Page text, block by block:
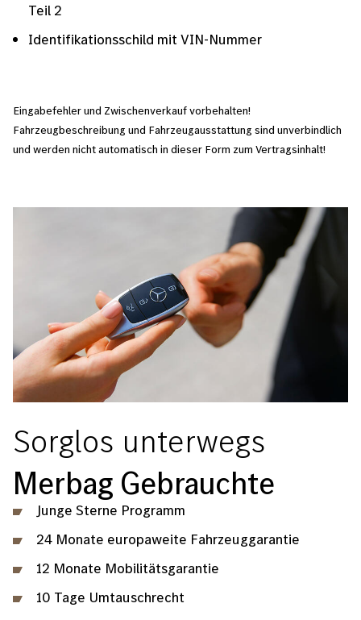
Teil 2
Identifikationsschild mit VIN-Nummer
Eingabefehler und Zwischenverkauf vorbehalten!
Fahrzeugbeschreibung und Fahrzeugausstattung sind unverbindlich
und werden nicht automatisch in dieser Form zum Vertragsinhalt!
Sorglos unterwegs
Merbag Gebrauchte
Junge Sterne Programm
24 Monate europaweite Fahrzeuggarantie
12 Monate Mobilitätsgarantie
10 Tage Umtauschrecht